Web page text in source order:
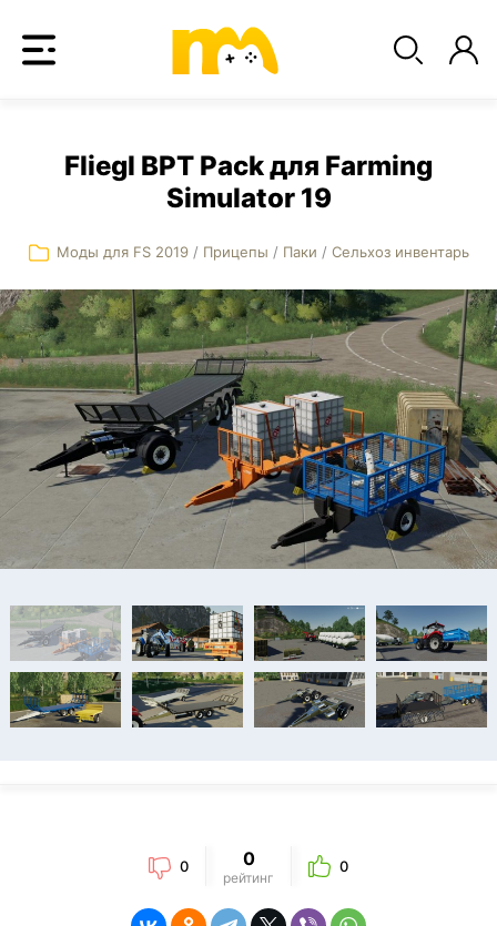
Fliegl BPT Pack для Farming
Simulator 19
Моды для FS 2019/ Прицепы / Паки / Сельхоз инвентарь
0 0
рейтинг
0